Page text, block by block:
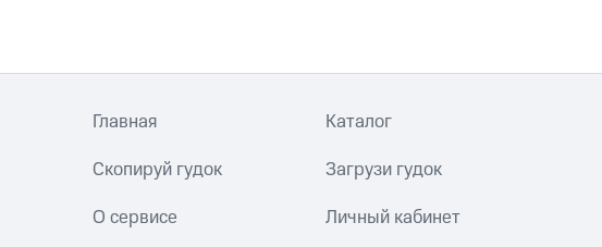
Главная Каталог
Скопируй гудок Загрузи гудок
О сервисе Личный кабинет